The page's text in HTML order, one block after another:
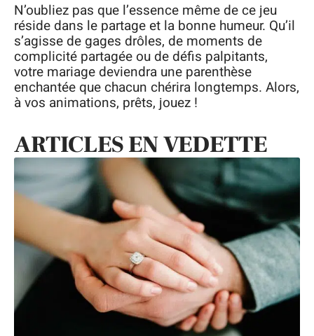
N’oubliez pas que l’essence même de ce jeu
réside dans le partage et la bonne humeur. Qu’il
s’agisse de gages drôles, de moments de
complicité partagée ou de défis palpitants,
votre mariage deviendra une parenthèse
enchantée que chacun chérira longtemps. Alors,
à vos animations, prêts, jouez !
ARTICLES EN VEDETTE